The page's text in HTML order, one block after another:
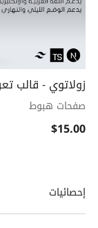
زولاتوي - قالب
صفحات هبوط
$15.00
إحصائيات